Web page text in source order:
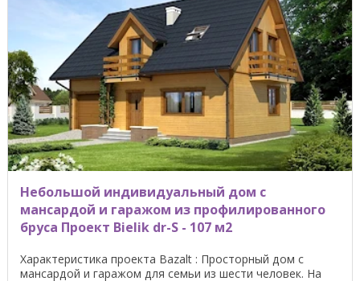
Небольшой индивидуальный дом с
мансардой и гаражом из профилированного
бруса Проект Bielik dr-S - 107 м2
Характеристика проекта Bazalt : Просторный дом с
мансардой и гаражом для семьи из шести человек. На